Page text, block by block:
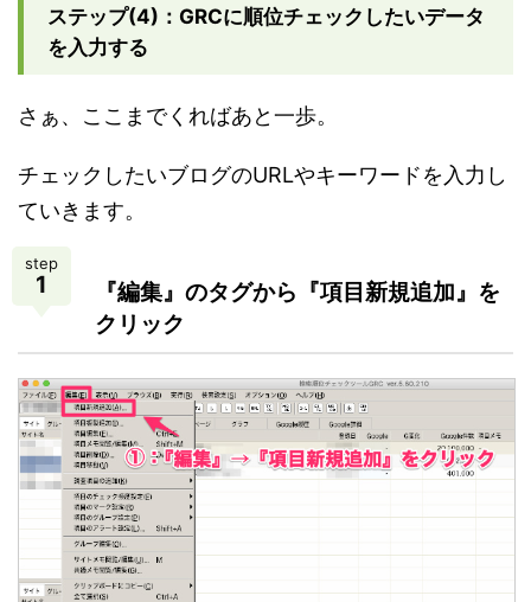
ステップ(4)：GRCに順位チェックしたいデータ
を入力する
さぁ、ここまでくればあと一歩。
チェックしたいブログのURLやキーワードを入力し
ていきます。
step
1
『編集』のタグから『項目新規追加』を
クリック